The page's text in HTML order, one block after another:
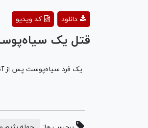
کد ویدیو دانلود
قتل یک سیاه‌پوست
یک فرد سیاه‌پوست پس از